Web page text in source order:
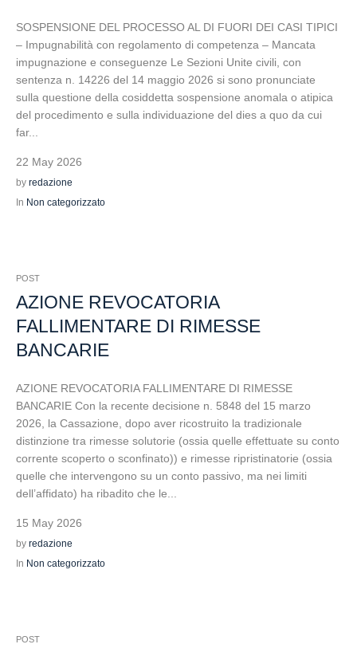
SOSPENSIONE DEL PROCESSO AL DI FUORI DEI CASI TIPICI
– Impugnabilità con regolamento di competenza – Mancata
impugnazione e conseguenze Le Sezioni Unite civili, con
sentenza n. 14226 del 14 maggio 2026 si sono pronunciate
sulla questione della cosiddetta sospensione anomala o atipica
del procedimento e sulla individuazione del dies a quo da cui
far...
22 May 2026
by redazione
In Non categorizzato
POST
AZIONE REVOCATORIA
FALLIMENTARE DI RIMESSE
BANCARIE
AZIONE REVOCATORIA FALLIMENTARE DI RIMESSE
BANCARIE Con la recente decisione n. 5848 del 15 marzo
2026, la Cassazione, dopo aver ricostruito la tradizionale
distinzione tra rimesse solutorie (ossia quelle effettuate su conto
corrente scoperto o sconfinato)) e rimesse ripristinatorie (ossia
quelle che intervengono su un conto passivo, ma nei limiti
dell’affidato) ha ribadito che le...
15 May 2026
by redazione
In Non categorizzato
POST